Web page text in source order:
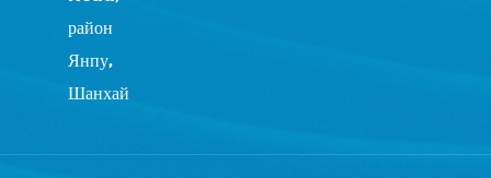
район
Янпу,
Шанхай